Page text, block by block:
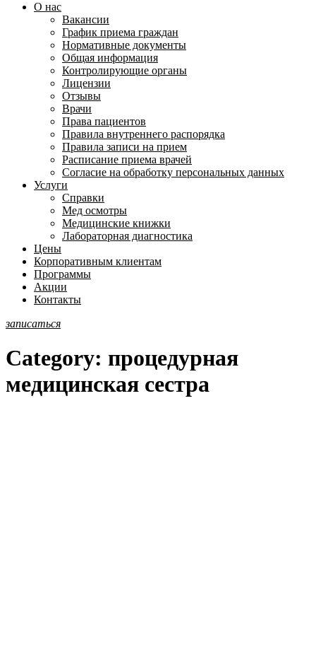
О нас
Вакансии
График приема граждан
Нормативные документы
Общая информация
Контролирующие органы
Лицензии
Отзывы
Врачи
Права пациентов
Правила внутреннего распорядка
Правила записи на прием
Расписание приема врачей
Согласие на обработку персональных данных
Услуги
Справки
Мед осмотры
Медицинские книжки
Лабораторная диагностика
Цены
Корпоративным клиентам
Программы
Акции
Контакты
записаться
Category: процедурная
медицинская сестра